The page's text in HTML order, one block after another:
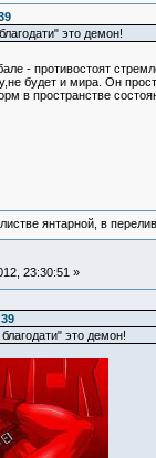
это демон!
- противостоят
будет и мира. Он
в пространстве
янтарной, в
23:30:51 »
это демон!